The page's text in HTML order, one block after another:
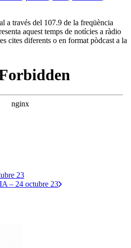
a través del 107.9 de la freqüència
aquest temps de notícies a ràdio
cites diferents o en format pòdcast a la
23
– 24 octubre 23